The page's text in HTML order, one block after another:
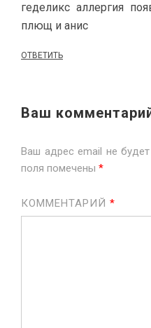
геделикс аллергия
плющ и анис
ОТВЕТИТЬ
Ваш
Ваш адрес email не будет
поля помечены *
КОММЕНТАРИЙ *